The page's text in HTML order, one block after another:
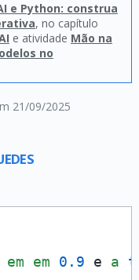
21/09/2025
e Python: construa
, no capítulo
e atividade Mão na
no
em em 0.9 e a